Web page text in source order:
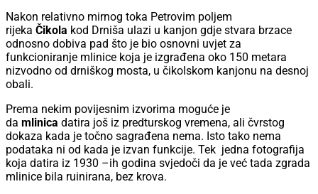
Nakon relativno mirnog toka Petrovim poljem
rijeka Čikola kod Drniša ulazi u kanjon gdje stvara brzace
odnosno dobiva pad što je bio osnovni uvjet za
funkcioniranje mlinice koja je izgrađena oko 150 metara
nizvodno od drniškog mosta, u čikolskom kanjonu na desnoj
obali.
Prema nekim povijesnim izvorima moguće je
da mlinica datira još iz predturskog vremena, ali čvrstog
dokaza kada je točno sagrađena nema. Isto tako nema
podataka ni od kada je izvan funkcije. Tek jedna fotografija
koja datira iz 1930 –ih godina svjedoči da je već tada zgrada
mlinice bila ruinirana, bez krova.